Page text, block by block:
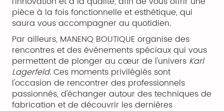
pièce à la fois fonctionnelle et esthétique, qui
saura vous accompagner au quotidien.
Par ailleurs, MANENQ BOUTIQUE organise des
rencontres et des événements spéciaux qui vous
permettent de plonger au cœur de l'univers Karl
Lagerfeld. Ces moments privilégiés sont
l'occasion de rencontrer des professionnels
passionnés, d'échanger autour des techniques de
fabrication et de découvrir les dernières